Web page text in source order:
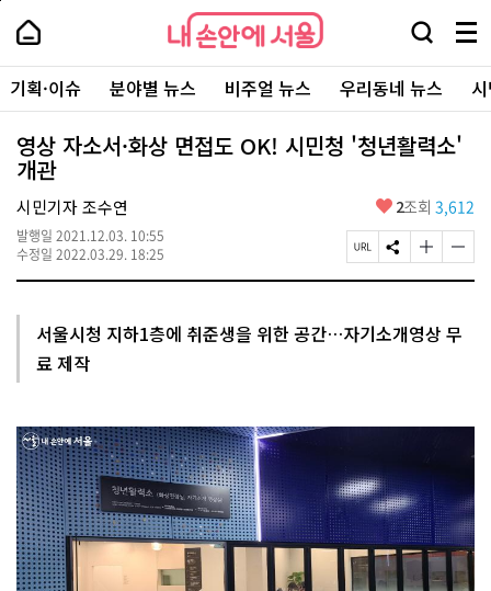
본
로
가
기
내
손
안
에
서
울
-
서
울
시
대
표
소
통
포
내
손
에
서
울
검
창
열
기
메
뉴
전
체
보
주
요
서
기획·이슈 분야별 뉴스 비주얼 뉴스 우리동네 뉴스
영상 자소서·화상 면접도 OK! 시민청 '청년활력소'
개관
시민기자 조수연
발행일 2021.12.03. 10:55
수정일 2022.03.29. 18:25
좋
요
2조회 3,612
페
이
R
L
S
N
유
하
글
자
크
게
기
글
자
작
기
서울시청 지하1층에 취준생을 위한 공간…자기소개영상 무
료 제작
페
상
단
으
로